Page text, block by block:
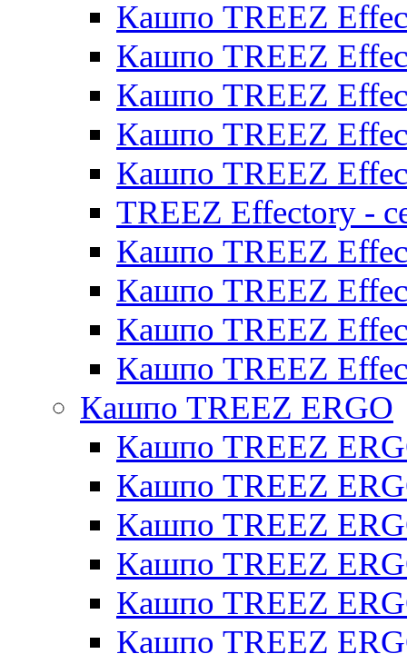
Кашпо TREEZ
Кашпо TREEZ
Кашпо TREEZ
Кашпо TREEZ
Кашпо TREEZ
TREEZ Effectory -
Кашпо TREEZ
Кашпо TREEZ
Кашпо TREEZ
Кашпо TREEZ
Кашпо TREEZ ERGO
Кашпо TREEZ
Кашпо TREEZ
Кашпо TREEZ
Кашпо TREEZ
Кашпо TREEZ
Кашпо TREEZ